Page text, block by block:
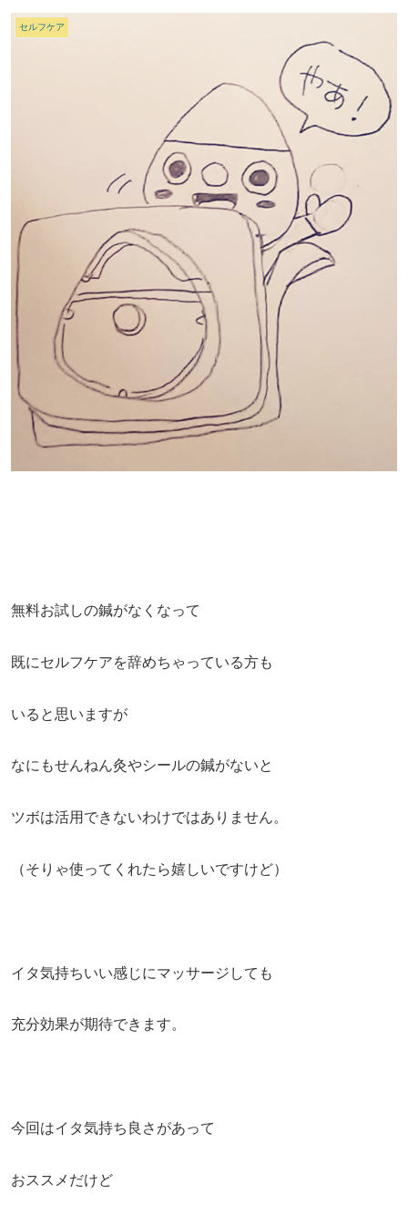
セルフケア
無料お試しの鍼がなくなって
既にセルフケアを辞めちゃっている方も
いると思いますが
なにもせんねん灸やシールの鍼がないと
ツボは活用できないわけではありません。
（そりゃ使ってくれたら嬉しいですけど）
イタ気持ちいい感じにマッサージしても
充分効果が期待できます。
今回はイタ気持ち良さがあって
おススメだけど